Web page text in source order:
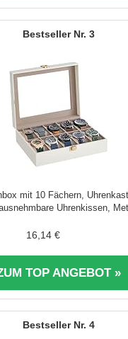
3
mit 10 Fächern,
Uhrenkissen,
16,14 €
TOP ANGEBOT »
4